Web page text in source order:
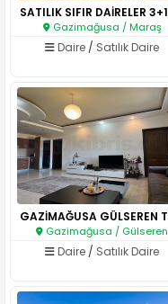
Gazimağusa / Maraş
Daire / Satılık Daire
Gazimağusa / Gülseren
Daire / Satılık Daire